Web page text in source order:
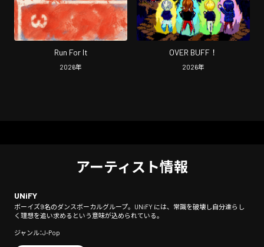
Run For It
2026年
OVER BUFF！
2026年
アーティスト情報
UNiFY
ボーイズ9名のダンスボーカルグループ。UNiFY には、常識を破壊し自分達らし
く理想を追い求めるという意味が込められている。
ジャンル：J-Pop